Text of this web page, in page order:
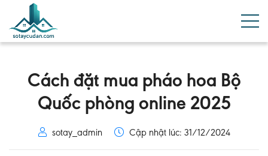
Cách đặt mua pháo hoa Bộ
Quốc phòng online 2025
sotay_admin Cập nhật lúc: 31/12/2024